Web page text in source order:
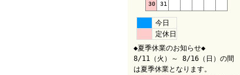
30 31
今日
定休日
◆夏季休業のお知らせ◆
8/11（火）～ 8/16（日）の間
は夏季休業となります。